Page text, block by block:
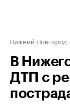
Нижний Новгород
В
ДТП с